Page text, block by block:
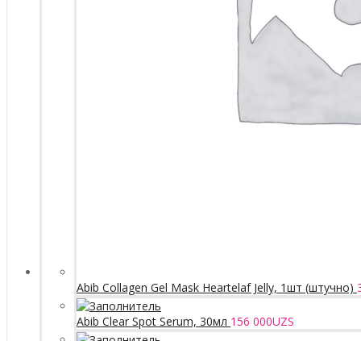
Abib Collagen Gel Mask Heartelaf Jelly, 1шт (штучно)
Abib Clear Spot Serum, 30мл 156 000UZS